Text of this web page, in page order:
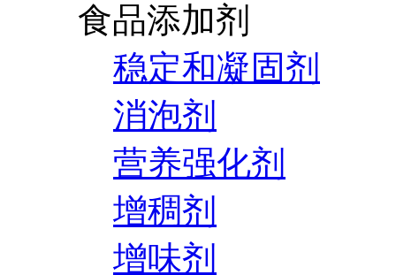
食品添加剂
稳定和凝固剂
消泡剂
营养强化剂
增稠剂
增味剂